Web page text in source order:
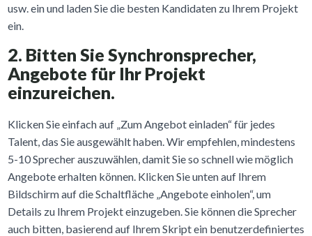
usw. ein und laden Sie die besten Kandidaten zu Ihrem Projekt
ein.
2. Bitten Sie Synchronsprecher,
Angebote für Ihr Projekt
einzureichen.
Klicken Sie einfach auf „Zum Angebot einladen“ für jedes
Talent, das Sie ausgewählt haben. Wir empfehlen, mindestens
5-10 Sprecher auszuwählen, damit Sie so schnell wie möglich
Angebote erhalten können. Klicken Sie unten auf Ihrem
Bildschirm auf die Schaltfläche „Angebote einholen“, um
Details zu Ihrem Projekt einzugeben. Sie können die Sprecher
auch bitten, basierend auf Ihrem Skript ein benutzerdefiniertes